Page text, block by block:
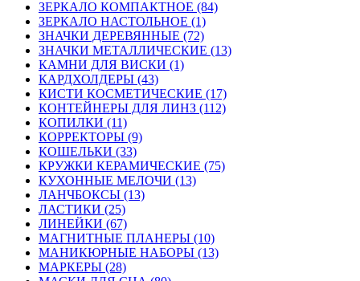
ЗЕРКАЛО КОМПАКТНОЕ (84)
ЗЕРКАЛО НАСТОЛЬНОЕ (1)
ЗНАЧКИ ДЕРЕВЯННЫЕ (72)
ЗНАЧКИ МЕТАЛЛИЧЕСКИЕ (13)
КАМНИ ДЛЯ ВИСКИ (1)
КАРДХОЛДЕРЫ (43)
КИСТИ КОСМЕТИЧЕСКИЕ (17)
КОНТЕЙНЕРЫ ДЛЯ ЛИНЗ (112)
КОПИЛКИ (11)
КОРРЕКТОРЫ (9)
КОШЕЛЬКИ (33)
КРУЖКИ КЕРАМИЧЕСКИЕ (75)
КУХОННЫЕ МЕЛОЧИ (13)
ЛАНЧБОКСЫ (13)
ЛАСТИКИ (25)
ЛИНЕЙКИ (67)
МАГНИТНЫЕ ПЛАНЕРЫ (10)
МАНИКЮРНЫЕ НАБОРЫ (13)
МАРКЕРЫ (28)